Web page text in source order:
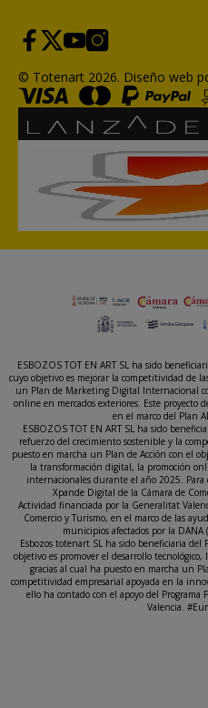
© Totenart 2026. Diseño web
ESBOZOS TOT EN ART SL ha sido
cuyo objetivo es mejorar la competitividad de
un Plan de Marketing Digital Internacional
online en mercados exteriores. Este proyecto
en el marco del Plan
ESBOZOS TOT EN ART SL ha sido
refuerzo del crecimiento sostenible y la
puesto en marcha un Plan de Acción con el
la transformación digital, la promoción
internacionales durante el año 2025. Para
Xpande Digital de la Cámara de
Actividad financiada por la Generalitat
Comercio y Turismo, en el marco de las
municipios afectados por la
Esbozos totenart SL ha sido beneficiaria del
objetivo es promover el desarrollo
gracias al cual ha puesto en marcha un
competitividad empresarial apoyada en la
ello ha contado con el apoyo del Programa
Valencia.